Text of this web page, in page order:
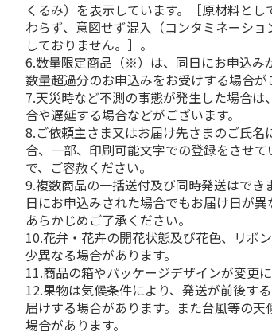
くるみ）を表示しています。［原材料と
わらず、意図せず混入（コンタミネーシ
しておりません。］。
6.数量限定商品（※）は、同日にお申込み
数量超過分のお申込みをお受けする場合が
7.天災時など不測の事態が発生した場合は
合や遅延する場合などがございます。
8.ご依頼主さま又はお届け先さまのご氏名
合、一部、印刷可能文字での登録をさせ
で、ご容赦ください。
9.複数商品の一括送付及び同時発送はでき
日にお申込みされた場合でもお届け日が異
あらかじめご了承ください。
10.花弁・花卉の開花状態及び花色、リボ
少異なる場合があります。
11.商品の箱やパッケージデザインが変更
12.果物は気候条件により、発送が前後す
届けする場合があります。また台風等の
場合があります。